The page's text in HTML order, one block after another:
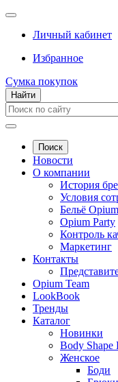
Личный кабинет
Избранное
Сумка покупок
Найти
Поиск
Новости
О компании
История
Условия
Бельё
Opium Party
Контроль
Маркетинг
Контакты
Opium Team
LookBook
Тренды
Каталог
Новинки
Body Shape
Женское
Боди